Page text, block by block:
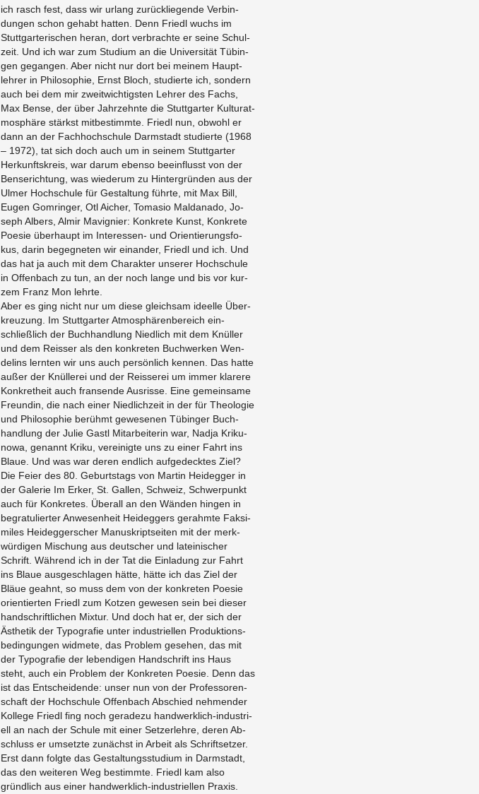
ich rasch fest, dass wir ur­lang zu­rück­lie­gen­de Ver­bin­
dun­gen schon ge­habt hat­ten. Denn Friedl wuchs im
Stutt­gar­te­ri­schen heran, dort ver­brach­te er seine Schul­
zeit. Und ich war zum Stu­di­um an die Uni­ver­si­tät Tü­bin­
gen ge­gan­gen. Aber nicht nur dort bei mei­nem Haupt­
leh­rer in Phi­lo­so­phie, Ernst Bloch, stu­dier­te ich, son­dern
auch bei dem mir zweit­wich­tigs­ten Leh­rer des Fachs,
Max Bense, der über Jahr­zehn­te die Stutt­gar­ter Kul­tu­r­at­
mo­sphä­re stärkst mit­be­stimm­te. Friedl nun, ob­wohl er
dann an der Fach­hoch­schu­le Darm­stadt stu­dier­te (1968
– 1972), tat sich doch auch um in sei­nem Stutt­gar­ter
Her­kunfts­kreis, war darum eben­so be­ein­flusst von der
Ben­se­rich­tung, was wie­der­um zu Hin­ter­grün­den aus der
Ulmer Hoch­schu­le für Ge­stal­tung führ­te, mit Max Bill,
Eugen Gom­rin­ger, Otl Ai­cher, To­ma­sio Mal­d­ana­do, Jo­
seph Al­bers, Almir Ma­vi­gnier: Kon­kre­te Kunst, Kon­kre­te
Poe­sie über­haupt im In­ter­es­sen- und Ori­en­tie­rungs­fo­
kus, darin be­geg­ne­ten wir ein­an­der, Friedl und ich. Und
das hat ja auch mit dem Cha­rak­ter un­se­rer Hoch­schu­le
in Of­fen­bach zu tun, an der noch lange und bis vor kur­
zem Franz Mon lehr­te.
Aber es ging nicht nur um diese gleich­sam ide­el­le Über­
kreu­zung. Im Stutt­gar­ter At­mo­sphä­ren­be­reich ein­
schließ­lich der Buch­hand­lung Nied­lich mit dem Knül­ler
und dem Reis­ser als den kon­kre­ten Buch­wer­ken Wen­
de­lins lern­ten wir uns auch per­sön­lich ken­nen. Das hatte
außer der Knül­le­rei und der Reis­se­rei um immer kla­re­re
Kon­kret­heit auch fran­sen­de Aus­ris­se. Eine ge­mein­sa­me
Freun­din, die nach einer Nied­lich­zeit in der für Theo­lo­gie
und Phi­lo­so­phie be­rühmt ge­we­se­nen Tü­bin­ger Buch­
hand­lung der Julie Gastl Mit­ar­bei­te­rin war, Nadja Kriku­
no­wa, ge­nannt Kriku, ver­ei­nig­te uns zu einer Fahrt ins
Blaue. Und was war deren end­lich auf­ge­deck­tes Ziel?
Die Feier des 80. Ge­burts­tags von Mar­tin Hei­deg­ger in
der Ga­le­rie Im Erker, St. Gal­len, Schweiz, Schwer­punkt
auch für Kon­kre­tes. Über­all an den Wän­den hin­gen in
be­gra­tu­lier­ter An­we­sen­heit Hei­deg­gers ge­rahm­te Fak­si­
mi­les Hei­deg­ger­scher Ma­nu­skript­sei­ten mit der merk­
wür­di­gen Mi­schung aus deut­scher und la­tei­ni­scher
Schrift. Wäh­rend ich in der Tat die Ein­la­dung zur Fahrt
ins Blaue aus­ge­schla­gen hätte, hätte ich das Ziel der
Bläue ge­ahnt, so muss dem von der kon­kre­ten Poe­sie
ori­en­tier­ten Friedl zum Kot­zen ge­we­sen sein bei die­ser
hand­schrift­li­chen Mix­tur. Und doch hat er, der sich der
Äs­the­tik der Ty­po­gra­fie unter in­dus­tri­el­len Pro­duk­ti­ons­
be­din­gun­gen wid­me­te, das Pro­blem ge­se­hen, das mit
der Ty­po­gra­fie der le­ben­di­gen Hand­schrift ins Haus
steht, auch ein Pro­blem der Kon­kre­ten Poe­sie. Denn das
ist das Ent­schei­den­de: unser nun von der Pro­fes­so­ren­
schaft der Hoch­schu­le Of­fen­bach Ab­schied neh­men­der
Kol­le­ge Friedl fing noch ge­ra­de­zu hand­werk­lich-in­dus­tri­
ell an nach der Schu­le mit einer Set­z­er­leh­re, deren Ab­
schluss er um­setz­te zu­nächst in Ar­beit als Schrift­set­zer.
Erst dann folg­te das Ge­stal­tungs­stu­di­um in Darm­stadt,
das den wei­te­ren Weg be­stimm­te. Friedl kam also
gründ­lich aus einer hand­werk­lich-in­dus­tri­el­len Pra­xis.